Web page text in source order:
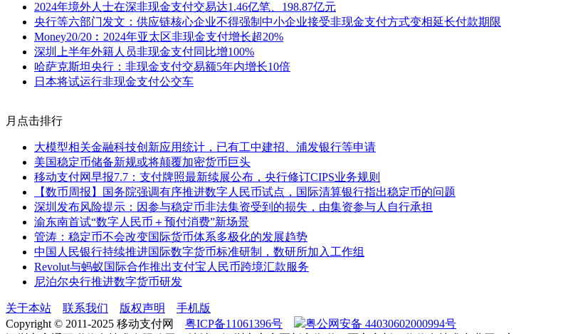
2024年境外人士在深非现金支付交易达1.46亿笔、198.87亿元
央行等六部门发文：供应链核心企业不得强制中小企业接受非现金支付方式变相延长付款期限
Money20/20︰2024年亚太区非现金支付增长超20%
深圳上半年外籍人员非现金支付同比增100%
哈萨克斯坦央行：非现金支付交易额5年内增长10倍
日本将试运行非现金支付公交车
月点击排行
大模型相关金融科技创新应用统计，已有工中建招、浦发银行等申请
美国稳定币储备新规或将颠覆加密货币巨头
移动支付网早报7.7：支付牌照最新续展公布，央行修订CIPS业务规则
【数币周报】国务院强调有序推进数字人民币试点，国际清算银行指出稳定币的问题
深圳发布风险提示：因参与稳定币非法集资受到的损失，由集资参与人自行承担
渝东南首试“数字人民币＋预付消费”新场景
管涛：稳定币不会改变国际货币体系多极化的发展趋势
中国人民银行持续推进国际数字货币标准研制，数研所加入工作组
Revolut与蚂蚁国际合作推出支付宝人民币跨境汇款服务
尼泊尔央行推进数字货币研发
关于本站 联系我们 版权声明
手机版
Copyright © 2011-2025 移动支付网 粤ICP备11061396号
粤公网安备 44030602000994号